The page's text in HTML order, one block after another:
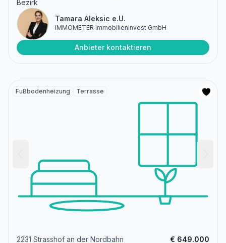
Bezirk
Tamara Aleksic e.U.
IMMOMETER Immobilieninvest GmbH
Anbieter kontaktieren
Fußbodenheizung Terrasse
2231 Strasshof an der Nordbahn € 649.000